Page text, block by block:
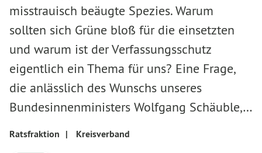
misstrauisch beäugte Spezies. Warum
sollten sich Grüne bloß für die einsetzten
und warum ist der Verfassungsschutz
eigentlich ein Thema für uns? Eine Frage,
die anlässlich des Wunschs unseres
Bundesinnenministers Wolfgang Schäuble,…
Ratsfraktion | Kreisverband